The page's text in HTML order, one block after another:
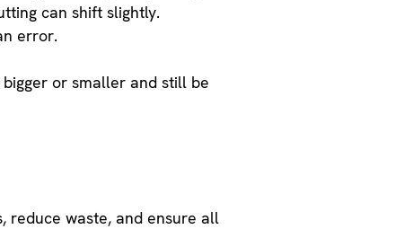
can shift slightly.
error.
or smaller and still be
reduce waste, and ensure all